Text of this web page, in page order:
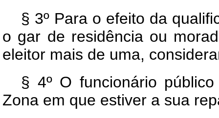
§ 3º Para o efeito da
o gar de residência ou
eleitor mais de uma,
§ 4º O funcionário
Zona em que estiver a sua